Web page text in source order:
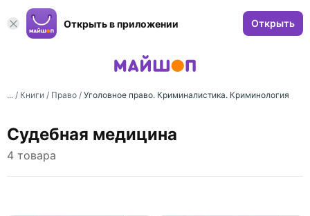
Открыть в приложении Открыть
... / Книги / Право / Уголовное право. Криминалистика. Криминология
Судебная медицина
4 товара